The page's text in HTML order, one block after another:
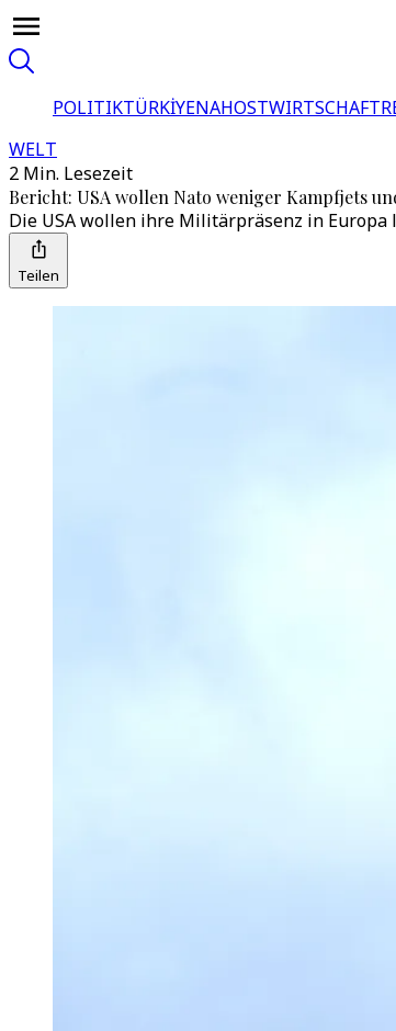
POLITIKTÜRKİYENAHOSTWIRTSCHAFT
WELT
2 Min. Lesezeit
Bericht: USA wollen Nato weniger Kampfjets
Die USA wollen ihre Militärpräsenz in
Teilen